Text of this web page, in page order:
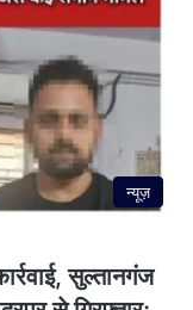
न्यूज़
सुल्तानगंज